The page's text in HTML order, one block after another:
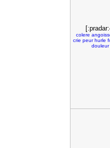
colere
crie peur hurle
douleur